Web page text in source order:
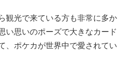
観光で来ている方も非常に多か
い思いのポーズで大きなカード
、ポケカが世界中で愛されてい